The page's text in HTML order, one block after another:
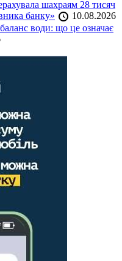
шахраям 28 тисяч
банку»
10.08.2026
води: що це означає